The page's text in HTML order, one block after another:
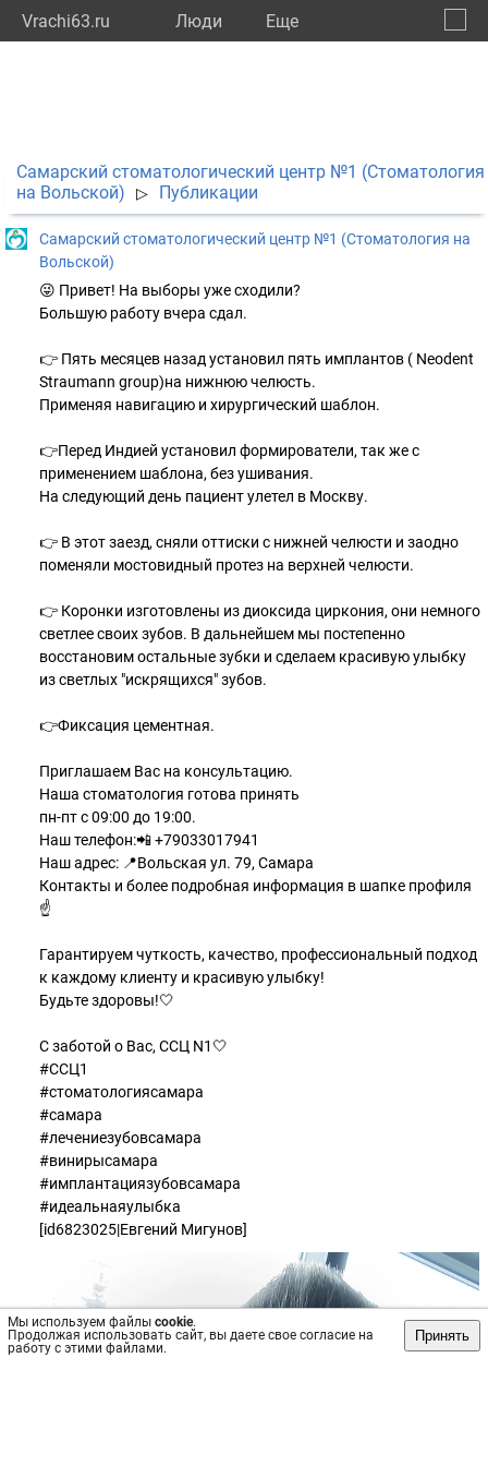
Vrachi63.ru Люди Eще
Мы используем файлы cookie.
Продолжая использовать сайт, вы даете свое согласие на
работу с этими файлами.
Принять
Самарский стоматологический центр №1 (Стоматология
на Вольской)
▷ Публикации
Самарский стоматологический центр №1 (Стоматология на
Вольской)
😜 Привет! На выборы уже сходили?
Большую работу вчера сдал.
👉 Пять месяцев назад установил пять имплантов ( Neodent
Straumann group)на нижнюю челюсть.
Применяя навигацию и хирургический шаблон.
👉Перед Индией установил формирователи, так же с
применением шаблона, без ушивания.
На следующий день пациент улетел в Москву.
👉 В этот заезд, сняли оттиски с нижней челюсти и заодно
поменяли мостовидный протез на верхней челюсти.
👉 Коронки изготовлены из диоксида циркония, они немного
светлее своих зубов. В дальнейшем мы постепенно
восстановим остальные зубки и сделаем красивую улыбку
из светлых "искрящихся" зубов.
👉Фиксация цементная.
Приглашаем Вас на консультацию.
Наша стоматология готова принять
пн-пт с 09:00 до 19:00.
Наш телефон:📲 +79033017941
Наш адрес: 📍Вольская ул. 79, Самара
Контакты и более подробная информация в шапке профиля
☝️
Гарантируем чуткость, качество, профессиональный подход
к каждому клиенту и красивую улыбку!
Будьте здоровы!🤍
С заботой о Вас, ССЦ N1🤍
#ССЦ1
#стоматологиясамара
#самара
#лечениезубовсамара
#винирысамара
#имплантациязубовсамара
#идеальнаяулыбка
[id6823025|Евгений Мигунов]